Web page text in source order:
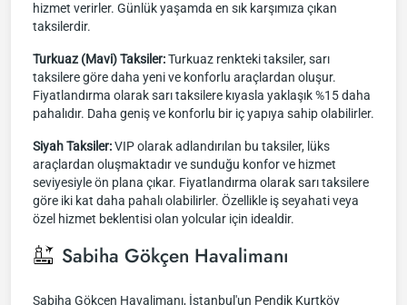
hizmet verirler. Günlük yaşamda en sık karşımıza çıkan
taksilerdir.
Turkuaz (Mavi) Taksiler:Turkuaz renkteki taksiler, sarı
taksilere göre daha yeni ve konforlu araçlardan oluşur.
Fiyatlandırma olarak sarı taksilere kıyasla yaklaşık %15 daha
pahalıdır. Daha geniş ve konforlu bir iç yapıya sahip olabilirler.
Siyah Taksiler:VIP olarak adlandırılan bu taksiler, lüks
araçlardan oluşmaktadır ve sunduğu konfor ve hizmet
seviyesiyle ön plana çıkar. Fiyatlandırma olarak sarı taksilere
göre iki kat daha pahalı olabilirler. Özellikle iş seyahati veya
özel hizmet beklentisi olan yolcular için idealdir.
Sabiha Gökçen Havalimanı
Sabiha Gökçen Havalimanı, İstanbul'un Pendik Kurtköy